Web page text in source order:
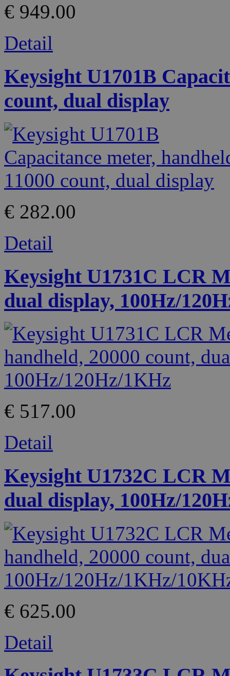
€ 949.00
Detail
Keysight U1701B
count, dual display
€ 282.00
Detail
Keysight U1731C LCR
dual display, 100Hz/
€ 517.00
Detail
Keysight U1732C LCR
dual display, 100Hz/
€ 625.00
Detail